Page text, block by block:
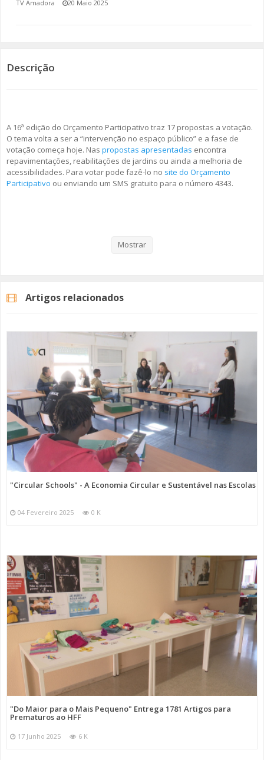
AMADORA LIGA À RESILIÊNCIA
(RE) PENSAMENTOS
ECOMOVE-TE
HISTÓRIAS DE ABRIL
TV Amadora 20 Maio 2025
Descrição
A 16ª edição do Orçamento Participativo traz 17 propostas a votação.
O tema volta a ser a “intervenção no espaço público” e a fase de
votação começa hoje. Nas propostas apresentadas encontra
repavimentações, reabilitações de jardins ou ainda a melhoria de
acessibilidades. Para votar pode fazê-lo no site do Orçamento
Participativo ou enviando um SMS gratuito para o número 4343.
Categorias Noticias Atualidade
Mostrar
Artigos relacionados
"Circular Schools" - A Economia Circular e Sustentável nas Escolas
04 Fevereiro 2025 0 K
"Do Maior para o Mais Pequeno" Entrega 1781 Artigos para
Prematuros ao HFF
17 Junho 2025 6 K